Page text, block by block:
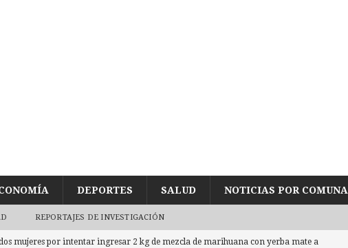
DEPORTES SALUD NOTICIAS POR COMUNA
REPORTAJES DE INVESTIGACIÓN
mujeres por intentar ingresar 2 kg de mezcla de marihuana con yerba mate a